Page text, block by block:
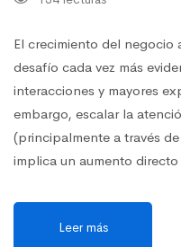
El crecimiento del negocio
desafío cada vez más
interacciones y mayores
embargo, escalar la
(principalmente a través
implica un aumento
Leer más